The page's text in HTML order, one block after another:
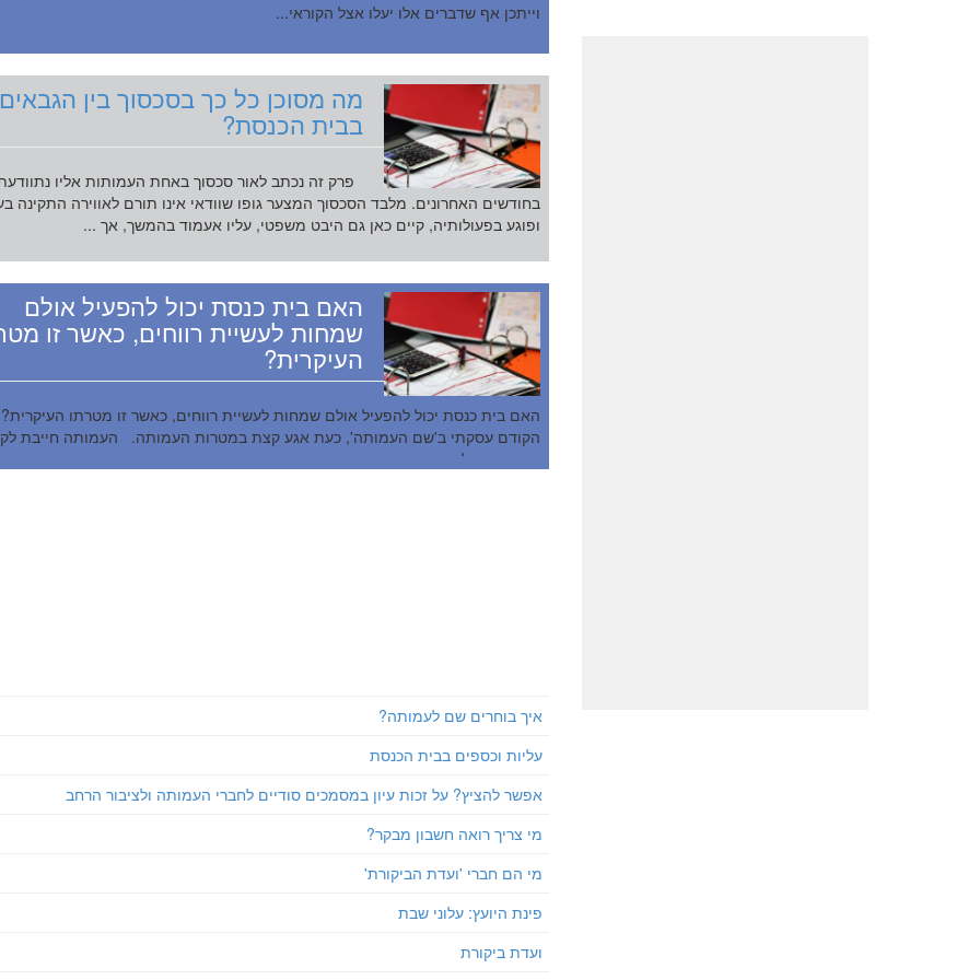
וייתכן אף שדברים אלו יעלו אצל הקוראי...
מה מסוכן כל כך בסכסוך בין הגבאים
בבית הכנסת?
פרק זה נכתב לאור סכסוך באחת העמותות אליו
בחודשים האחרונים. מלבד הסכסוך המצער גופו שוודאי אינו תורם לאווירה התקינה
ופוגע בפעולותיה, קיים כאן גם היבט משפטי, עליו אעמוד בהמשך, אך ...
האם בית כנסת יכול להפעיל אולם
שמחות לעשיית רווחים, כאשר זו
העיקרית?
האם בית כנסת יכול להפעיל אולם שמחות לעשיית רווחים, כאשר זו מטרתו העיקרית?
הקודם עסקתי ב'שם העמותה', כעת אגע קצת במטרות העמותה. העמותה חייבת
מטרותיה. ולענינינו כאשר בית הכנסת ש...
איך בוחרים שם לעמותה?
עליות וכספים בבית הכנסת
אפשר להציץ? על זכות עיון במסמכים סודיים לחברי העמותה ולציבור הרחב
מי צריך רואה חשבון מבקר?
מי הם חברי 'ועדת הביקורת'
פינת היועץ: עלוני שבת
ועדת ביקורת